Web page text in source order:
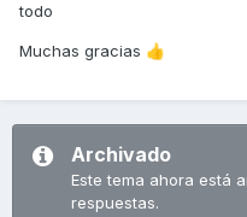
todo
Muchas gracias 👍
Archivado
Este tema ahora está
respuestas.